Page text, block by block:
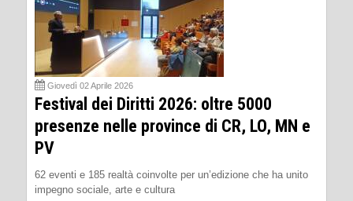
Giovedì 02 Aprile 2026
Festival dei Diritti 2026: oltre 5000
presenze nelle province di CR, LO, MN e
PV
62 eventi e 185 realtà coinvolte per un’edizione che ha unito
impegno sociale, arte e cultura